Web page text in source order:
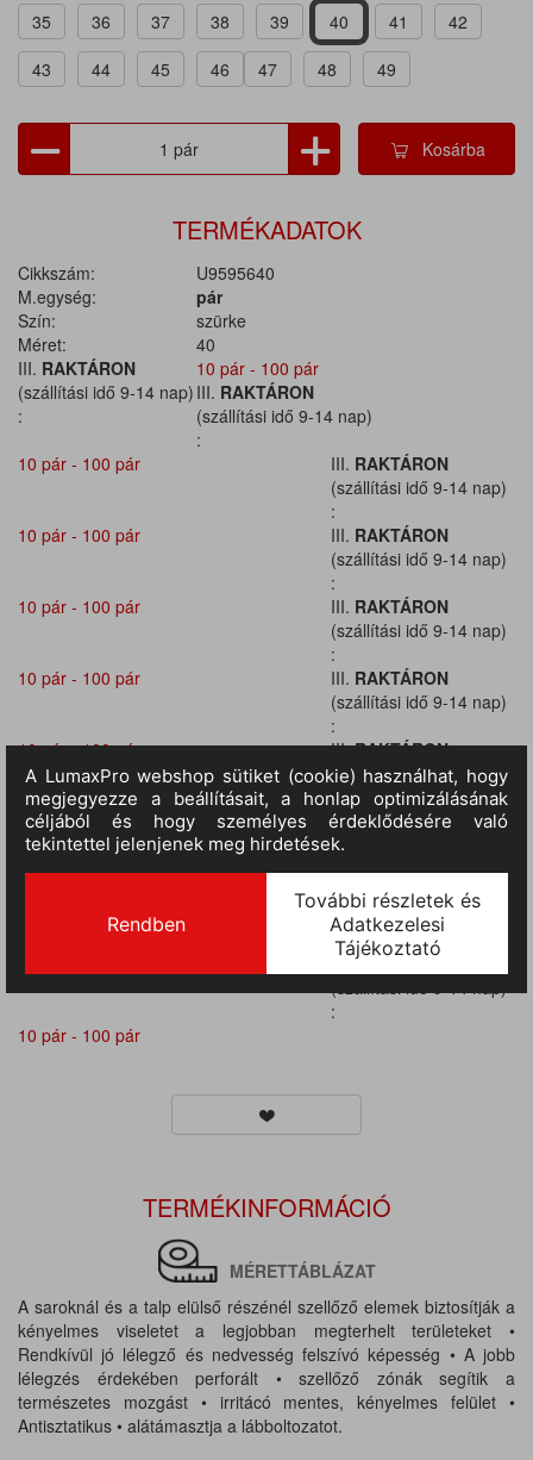
35
36 37 38 39 40 41
42
43
44 45 46 47 48 49
Kosárba
TERMÉKADATOK
Cikkszám:
U9595640
M.egység:
pár
Szín:
szürke
Méret:
40
III. RAKTÁRON
(szállítási idő 9-14 nap)
:
10 pár - 100 pár
III. RAKTÁRON
(szállítási idő 9-14 nap)
:
10 pár - 100 pár
III. RAKTÁRON
(szállítási idő 9-14 nap)
:
10 pár - 100 pár
III. RAKTÁRON
(szállítási idő 9-14 nap)
:
10 pár - 100 pár
III. RAKTÁRON
(szállítási idő 9-14 nap)
:
10 pár - 100 pár
III. RAKTÁRON
(szállítási idő 9-14 nap)
:
10 pár - 100 pár
III.RAKTÁRON
(szállítási idő 9-14 nap)
:
10 pár - 100 pár
III.RAKTÁRON
(szállítási idő 9-14 nap)
:
III.RAKTÁRON
(szállítási idő 9-14 nap)
:
III.RAKTÁRON
(szállítási idő 9-14 nap)
:
10 pár - 100 pár
TERMÉKINFORMÁCIÓ
MÉRETTÁBLÁZAT
A saroknál és a talp elülső részénél szellőző elemek biztosítják a
kényelmes viseletet a legjobban megterhelt területeket •
Rendkívül jó lélegző és nedvesség felszívó képesség • A jobb
lélegzés érdekében perforált • szellőző zónák segítik a
természetes mozgást • irritácó mentes, kényelmes felület •
Antisztatikus • alátámasztja a lábboltozatot.